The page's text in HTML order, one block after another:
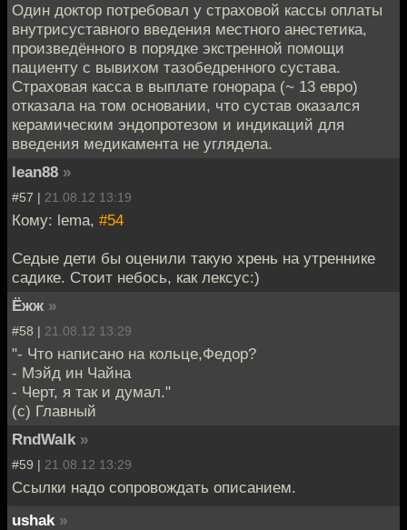
Один доктор потребовал у страховой кассы оплаты
внутрисуставного введения местного анестетика,
произведённого в порядке экстренной помощи
пациенту с вывихом тазобедренного сустава.
Страховая касса в выплате гонорара (~ 13 евро)
отказала на том основании, что сустав оказался
керамическим эндопротезом и индикаций для
введения медикамента не углядела.
lean88 »
#57 | 21.08.12 13:19
Кому: lema, #54
Седые дети бы оценили такую хрень на утреннике
садике. Стоит небось, как лексус:)
Ёжж »
#58 | 21.08.12 13:29
"- Что написано на кольце,Федор?
- Мэйд ин Чайна
- Черт, я так и думал."
(с) Главный
RndWalk »
#59 | 21.08.12 13:29
Ссылки надо сопровождать описанием.
ushak »